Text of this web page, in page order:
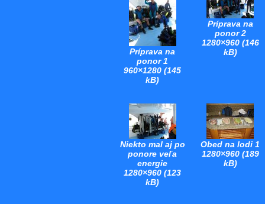
Príprava na
ponor 1
960×1280 (145
kB)
Príprava na
ponor 2
1280×960 (146
kB)
Niekto mal aj po
ponore veľa
energie
1280×960 (123
kB)
Obed na lodi 1
1280×960 (189
kB)